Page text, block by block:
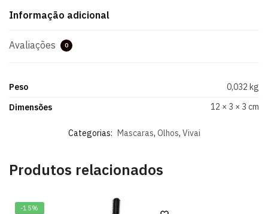
Informação adicional
Avaliações 0
Peso
0,032 kg
Dimensões
12 × 3 × 3 cm
Categorias: Mascaras, Olhos, Vivai
Produtos relacionados
-15%